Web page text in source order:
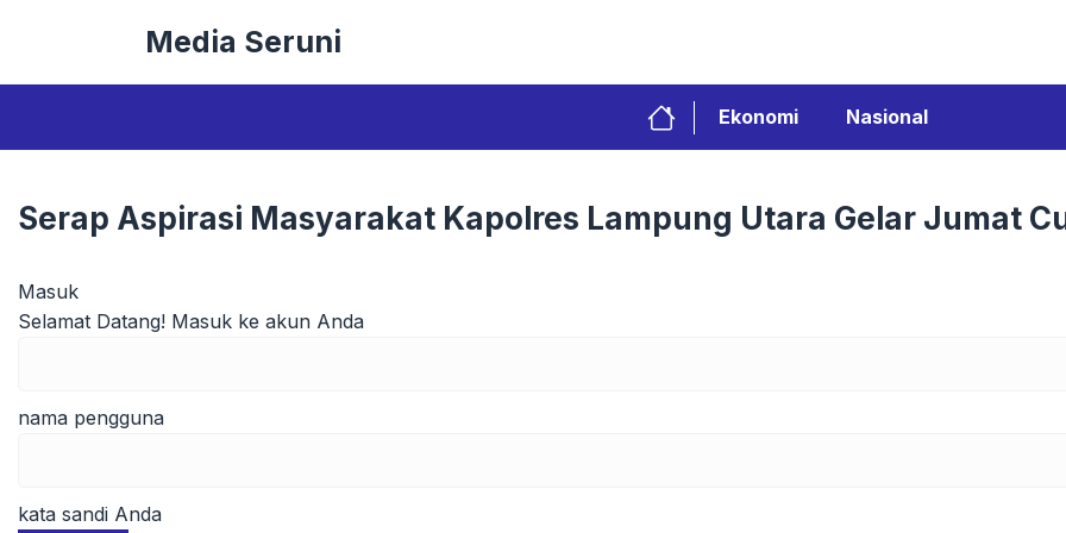
Media Seruni
Ekonomi Nasional
Serap Aspirasi Masyarakat Kapolres Lampung Utara Gelar Jumat
Masuk
Selamat Datang! Masuk ke akun Anda
nama pengguna
kata sandi Anda